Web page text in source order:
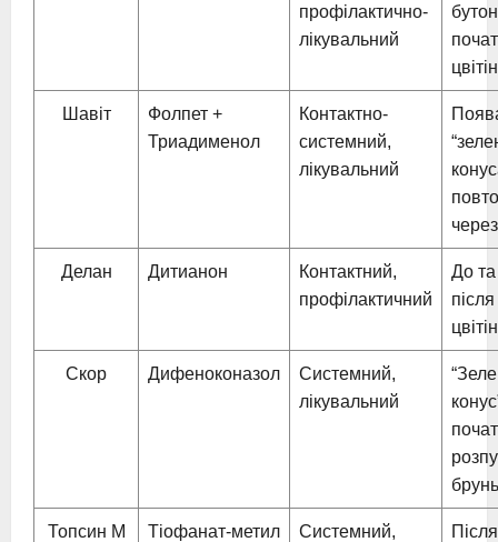
профілактично-
лікувальний
Шавіт
Фолпет +
Триадименол
Контактно-
системний,
лікувальний
Делан Дитианон
Контактний,
профілактичний
До
після
Скор Дифеноконазол
Системний,
лікувальний
Топсин М Тіофанат-метил
Системний,
Після